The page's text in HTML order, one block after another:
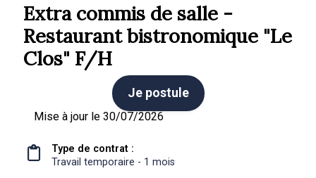
Extra commis de salle -
Restaurant bistronomique "Le
Clos" F/H
Je postule
Mise à jour le 30/07/2026
Type de contrat :
Travail temporaire - 1 mois